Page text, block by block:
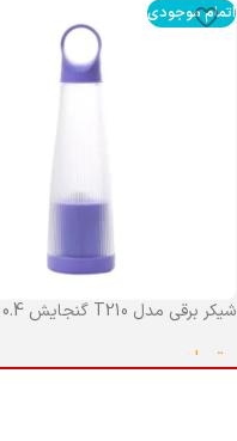
اتمام موجودی
شیکر برقی مدل T210 گنجایش 0.4 لیتر
تومان